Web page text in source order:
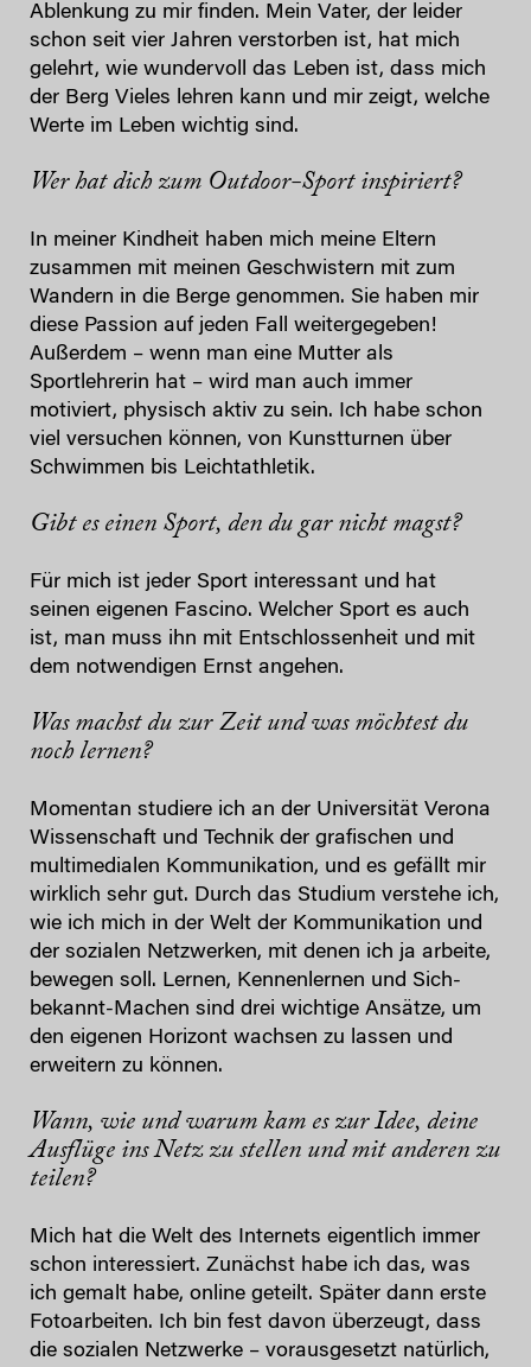
Ablenkung zu mir finden. Mein Vater, der leider
schon seit vier Jahren verstorben ist, hat mich
gelehrt, wie wundervoll das Leben ist, dass mich
der Berg Vieles lehren kann und mir zeigt, welche
Werte im Leben wichtig sind.
Wer hat dich zum Outdoor-Sport inspiriert?
In meiner Kindheit haben mich meine Eltern
zusammen mit meinen Geschwistern mit zum
Wandern in die Berge genommen. Sie haben mir
diese Passion auf jeden Fall weitergegeben!
Außerdem – wenn man eine Mutter als
Sportlehrerin hat – wird man auch immer
motiviert, physisch aktiv zu sein. Ich habe schon
viel versuchen können, von Kunstturnen über
Schwimmen bis Leichtathletik.
Gibt es einen Sport, den du gar nicht magst?
Für mich ist jeder Sport interessant und hat
seinen eigenen Fascino. Welcher Sport es auch
ist, man muss ihn mit Entschlossenheit und mit
dem notwendigen Ernst angehen.
Was machst du zur Zeit und was möchtest du
noch lernen?
Momentan studiere ich an der Universität Verona
Wissenschaft und Technik der grafischen und
multimedialen Kommunikation, und es gefällt mir
wirklich sehr gut. Durch das Studium verstehe ich,
wie ich mich in der Welt der Kommunikation und
der sozialen Netzwerken, mit denen ich ja arbeite,
bewegen soll. Lernen, Kennenlernen und Sich-
bekannt-Machen sind drei wichtige Ansätze, um
den eigenen Horizont wachsen zu lassen und
erweitern zu können.
Wann, wie und warum kam es zur Idee, deine
Ausflüge ins Netz zu stellen und mit anderen zu
teilen?
Mich hat die Welt des Internets eigentlich immer
schon interessiert. Zunächst habe ich das, was
ich gemalt habe, online geteilt. Später dann erste
Fotoarbeiten. Ich bin fest davon überzeugt, dass
die sozialen Netzwerke – vorausgesetzt natürlich,